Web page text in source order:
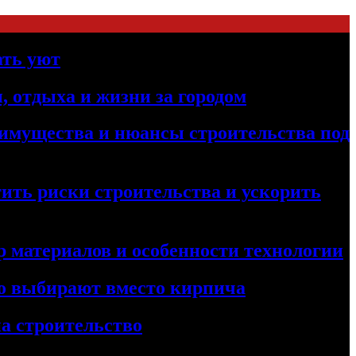
уют
отдыха и жизни за городом
и нюансы строительства под
риски строительства и ускорить
и особенности технологии
выбирают вместо кирпича
строительство